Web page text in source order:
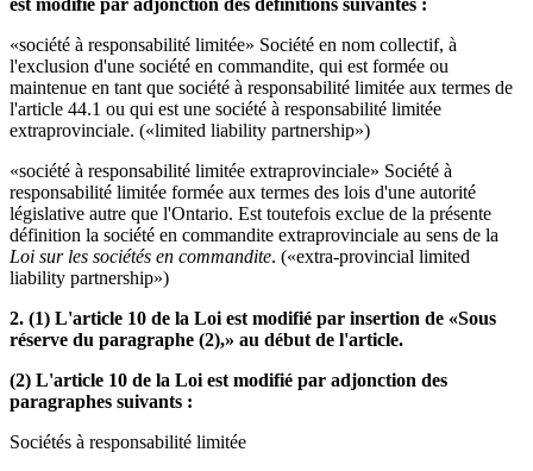
est modifié par adjonction des définitions suivantes :
«société à responsabilité limitée» Société en nom collectif, à
l'exclusion d'une société en commandite, qui est formée ou
maintenue en tant que société à responsabilité limitée aux termes de
l'article 44.1 ou qui est une société à responsabilité limitée
extraprovinciale. («limited liability partnership»)
«société à responsabilité limitée extraprovinciale» Société à
responsabilité limitée formée aux termes des lois d'une autorité
législative autre que l'Ontario. Est toutefois exclue de la présente
définition la société en commandite extraprovinciale au sens de la
Loi sur les sociétés en commandite. («extra-provincial limited
liability partnership»)
2. (1) L'article 10 de la Loi est modifié par insertion de «Sous
réserve du paragraphe (2),» au début de l'article.
(2) L'article 10 de la Loi est modifié par adjonction des
paragraphes suivants :
Sociétés à responsabilité limitée